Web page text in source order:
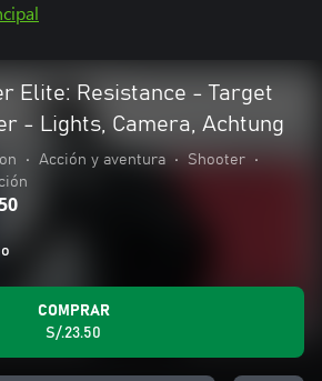
Elite: Resistance - Target
- Lights, Camera, Achtung
• Acción y aventura • Shooter
•
COMPRAR
S/.23.50